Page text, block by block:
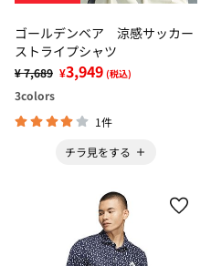
ゴールデンベア 涼感サッカー
ストライプシャツ
¥ 7,689 ¥3,949 (税込)
3colors
1件
チラ見をする